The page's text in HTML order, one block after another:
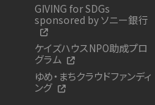
GIVING for SDGs
sponsored by ソニー銀行
ケイズハウスNPO助成プロ
グラム
ゆめ・まちクラウドファンディ
ング